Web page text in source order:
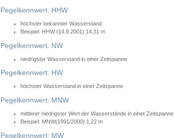
Pegelkennwert: HHW
höchster bekannter Wasserstand
Beispiel: HHW (14.8.2001) 14,31 m
Pegelkennwert: NW
niedrigster Wasserstand in einer Zeitspanne
Pegelkennwert: HW
höchster Wasserstand in einer Zeitspanne
Pegelkennwert: MNW
mittlerer niedrigster Wert der Wasserstände in einer Zeitspanne
Beispiel: MNW(1991/2000) 1,22 m
Pegelkennwert: MW